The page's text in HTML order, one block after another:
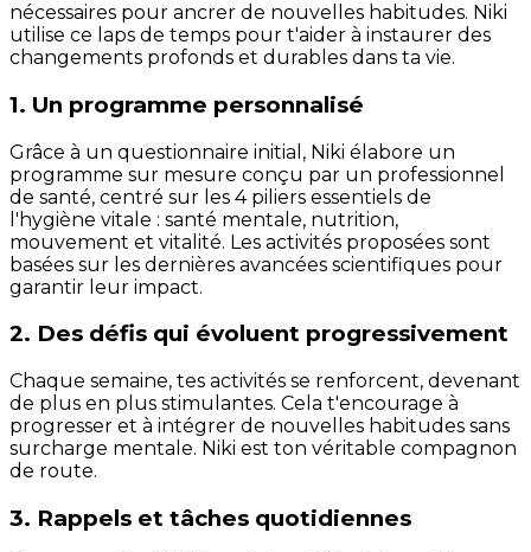
nécessaires pour ancrer de nouvelles habitudes. Niki
utilise ce laps de temps pour t'aider à instaurer des
changements profonds et durables dans ta vie.
1. Un programme personnalisé
Grâce à un questionnaire initial, Niki élabore un
programme sur mesure conçu par un professionnel
de santé, centré sur les 4 piliers essentiels de
l'hygiène vitale : santé mentale, nutrition,
mouvement et vitalité. Les activités proposées sont
basées sur les dernières avancées scientifiques pour
garantir leur impact.
2. Des défis qui évoluent progressivement
Chaque semaine, tes activités se renforcent, devenant
de plus en plus stimulantes. Cela t'encourage à
progresser et à intégrer de nouvelles habitudes sans
surcharge mentale. Niki est ton véritable compagnon
de route.
3. Rappels et tâches quotidiennes